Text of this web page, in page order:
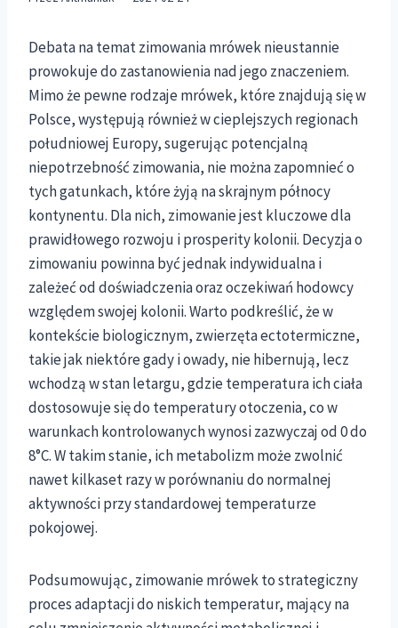
Debata na temat zimowania mrówek nieustannie
prowokuje do zastanowienia nad jego znaczeniem.
Mimo że pewne rodzaje mrówek, które znajdują się w
Polsce, występują również w cieplejszych regionach
południowej Europy, sugerując potencjalną
niepotrzebność zimowania, nie można zapomnieć o
tych gatunkach, które żyją na skrajnym północy
kontynentu. Dla nich, zimowanie jest kluczowe dla
prawidłowego rozwoju i prosperity kolonii. Decyzja o
zimowaniu powinna być jednak indywidualna i
zależeć od doświadczenia oraz oczekiwań hodowcy
względem swojej kolonii. Warto podkreślić, że w
kontekście biologicznym, zwierzęta ectotermiczne,
takie jak niektóre gady i owady, nie hibernują, lecz
wchodzą w stan letargu, gdzie temperatura ich ciała
dostosowuje się do temperatury otoczenia, co w
warunkach kontrolowanych wynosi zazwyczaj od 0 do
8°C. W takim stanie, ich metabolizm może zwolnić
nawet kilkaset razy w porównaniu do normalnej
aktywności przy standardowej temperaturze
pokojowej.
Podsumowując, zimowanie mrówek to strategiczny
proces adaptacji do niskich temperatur, mający na